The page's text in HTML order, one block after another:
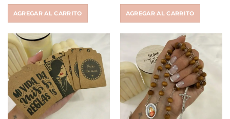
AGREGAR AL CARRITO AGREGAR AL CARRITO